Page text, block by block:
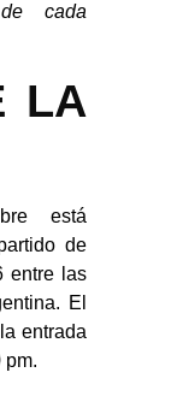
cada
LA
está
de
entre las
El
entrada
pm.